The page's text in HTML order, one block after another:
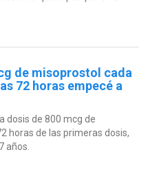
de misoprostol cada
72 horas empecé a
dosis de 800 mcg de
horas de las primeras dosis,
años.